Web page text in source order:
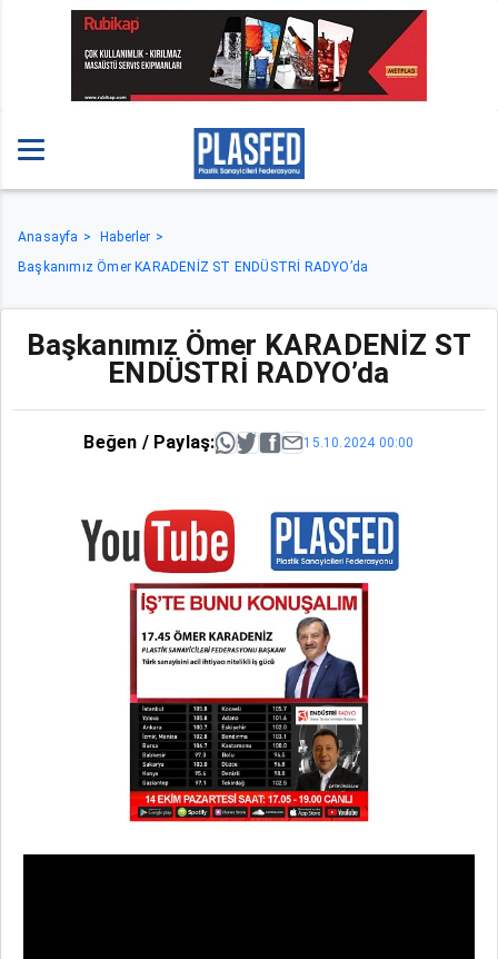
Anasayfa
Haberler
Başkanımız Ömer KARADENİZ ST ENDÜSTRİ RADYO’da
Başkanımız Ömer KARADENİZ ST
ENDÜSTRİ RADYO’da
Beğen / Paylaş: 15.10.2024 00:00